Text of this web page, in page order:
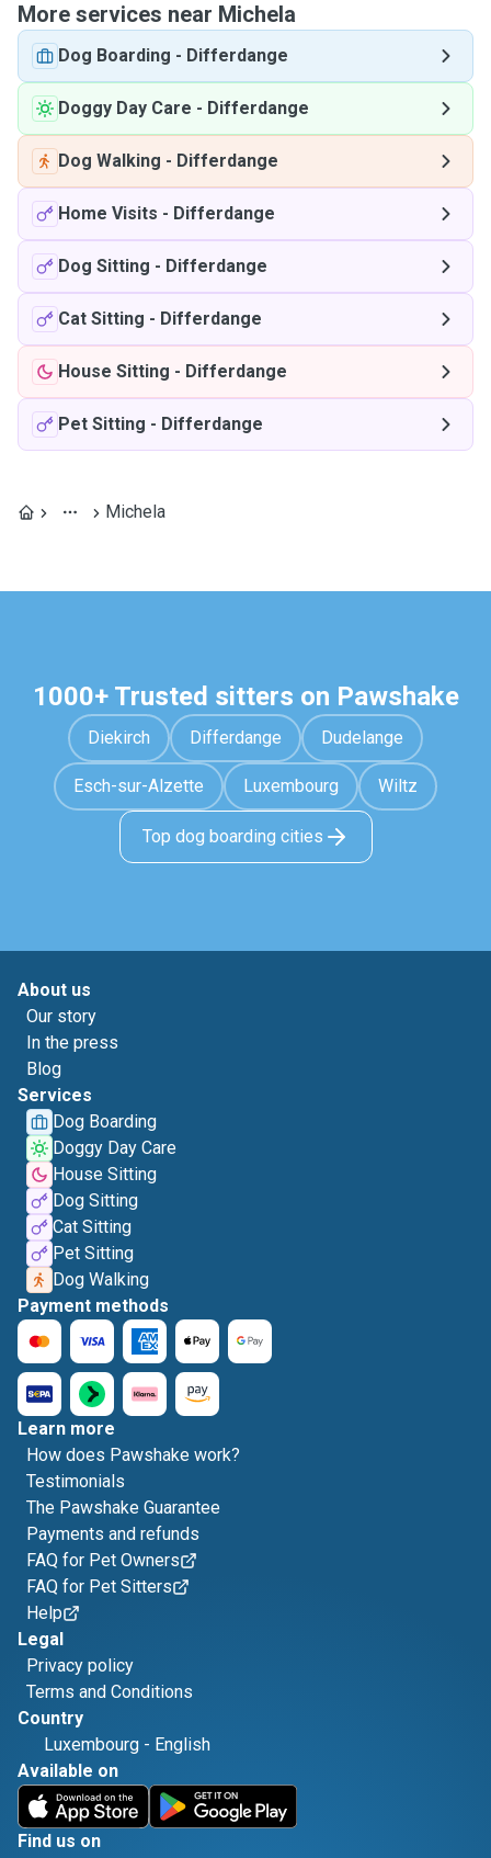
More services near Michela
Dog Boarding - Differdange
Doggy Day Care - Differdange
Dog Walking - Differdange
Home Visits - Differdange
Dog Sitting - Differdange
Cat Sitting - Differdange
House Sitting - Differdange
Pet Sitting - Differdange
Michela
1000+ Trusted sitters on Pawshake
Diekirch Differdange Dudelange
Esch-sur-Alzette Luxembourg Wiltz
Top dog boarding cities
About us
Our story
In the press
Blog
Services
Dog Boarding
Doggy Day Care
House Sitting
Dog Sitting
Cat Sitting
Pet Sitting
Dog Walking
Payment methods
Learn more
How does Pawshake work?
Testimonials
The Pawshake Guarantee
Payments and refunds
FAQ for Pet Owners
FAQ for Pet Sitters
Help
Legal
Privacy policy
Terms and Conditions
Country
Luxembourg - English
Available on
Find us on